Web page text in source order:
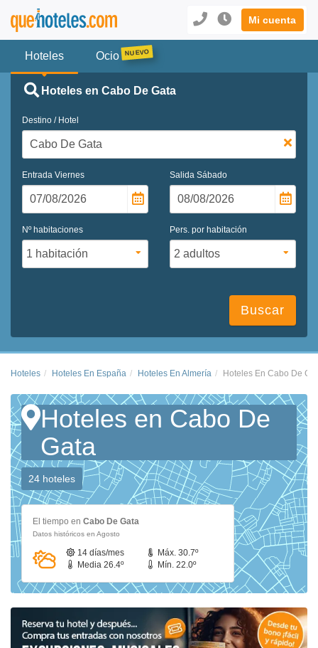
Mi cuenta
Hoteles Ocio
Hoteles en Cabo De Gata
Destino / Hotel
Entrada Viernes Salida Sábado
Nº habitaciones Pers. por habitación
Buscar
Hoteles Hoteles En España Hoteles En Almería Hoteles En Cabo De
Hoteles en Cabo De
Gata
24 hoteles
El tiempo en Cabo De Gata
Datos históricos en Agosto
14 días/mes
Máx. 30.7º
Media 26.4º
Mín. 22.0º